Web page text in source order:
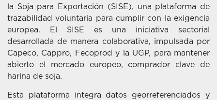
la Soja para Exportación (SISE), una plataforma de
trazabilidad voluntaria para cumplir con la exigencia
europea. El SISE es una iniciativa sectorial
desarrollada de manera colaborativa, impulsada por
Capeco, Cappro, Fecoprod y la UGP, para mantener
abierto el mercado europeo, comprador clave de
harina de soja.
Esta plataforma integra datos georreferenciados y